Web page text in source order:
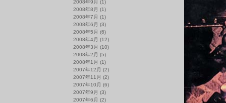
2008年9月 (1)
2008年8月 (1)
2008年7月 (1)
2008年6月 (3)
2008年5月 (6)
2008年4月 (12)
2008年3月 (10)
2008年2月 (5)
2008年1月 (1)
2007年12月 (2)
2007年11月 (2)
2007年10月 (6)
2007年9月 (3)
2007年6月 (2)